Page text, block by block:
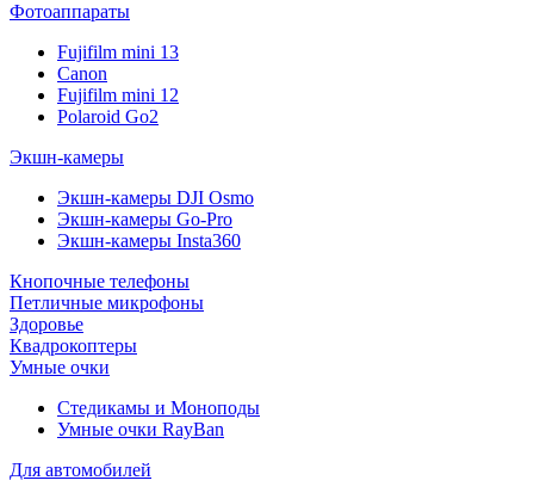
Фотоаппараты
Fujifilm mini 13
Canon
Fujifilm mini 12
Polaroid Go2
Экшн-камеры
Экшн-камеры DJI Osmo
Экшн-камеры Go-Pro
Экшн-камеры Insta360
Кнопочные телефоны
Петличные микрофоны
Здоровье
Квадрокоптеры
Умные очки
Стедикамы и Моноподы
Умные очки RayBan
Для автомобилей